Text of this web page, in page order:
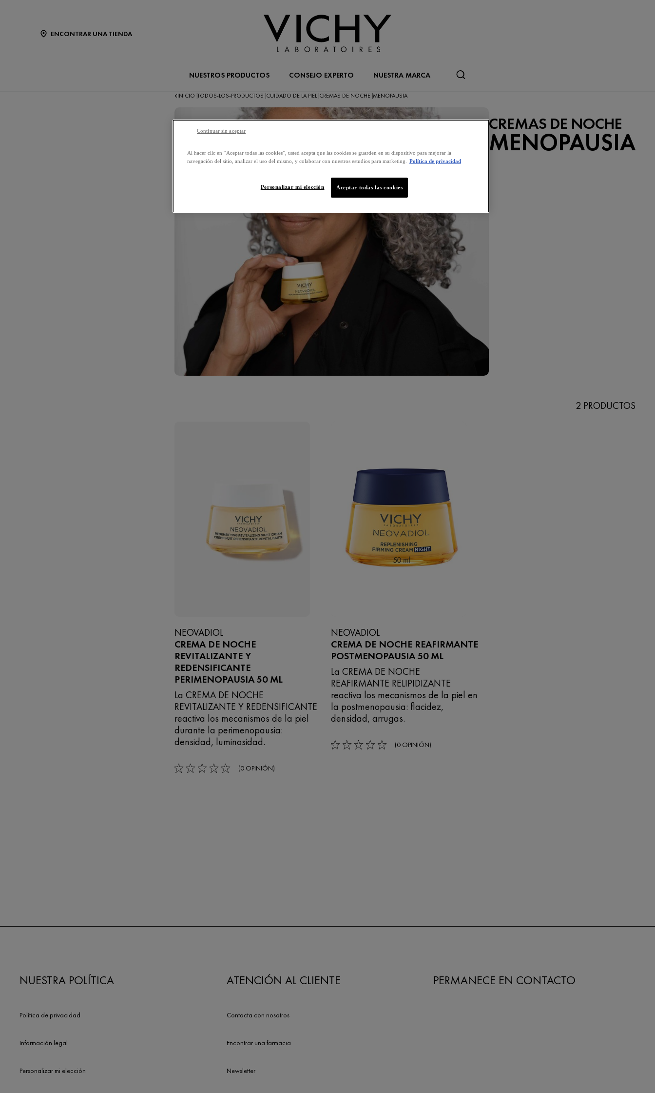
ENCONTRAR UNA TIENDA
NUESTROS PRODUCTOS CONSEJO EXPERTO NUESTRA MARCA
INICIO |TODOS-LOS-PRODUCTOS CUIDADO DE LA PIEL CREMAS DE NOCHE MENOPAUSIA
CREMAS DE NOCHE
MENOPAUSIA
2 PRODUCTOS
NEOVADIOL
CREMA DE NOCHE
REVITALIZANTE Y
REDENSIFICANTE
PERIMENOPAUSIA 50 ML
La CREMA DE NOCHE
REVITALIZANTE Y REDENSIFICANTE
reactiva los mecanismos de la piel
durante la perimenopausia:
densidad, luminosidad.
0/5 (0 OPINIÓN)
NEOVADIOL
CREMA DE NOCHE REAFIRMANTE
POSTMENOPAUSIA 50 ML
La CREMA DE NOCHE
REAFIRMANTE RELIPIDIZANTE
reactiva los mecanismos de la piel en
la postmenopausia: flacidez,
densidad, arrugas.
0/5 (0 OPINIÓN)
NUESTRA POLÍTICA
Política de privacidad
Información legal
Personalizar mi elección
ATENCIÓN AL CLIENTE
Contacta con nosotros
Encontrar una farmacia
Newsletter
PERMANECE EN CONTACTO
Al hacer clic en “Aceptar todas las cookies”, usted acepta que las cookies se guarden en su dispositivo para mejorar la
navegación del sitio, analizar el uso del mismo, y colaborar con nuestros estudios para marketing.
Política de privacidad
Aceptar todas las cookies
Personalizar mi elección
Continuar sin aceptar